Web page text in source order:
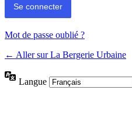
Mot de passe oublié ?
← Aller sur La Bergerie Urbaine
Langue